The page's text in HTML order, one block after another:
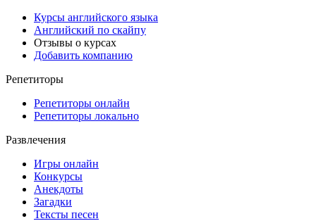
Курсы английского языка
Английский по скайпу
Отзывы о курсах
Добавить компанию
Репетиторы
Репетиторы онлайн
Репетиторы локально
Развлечения
Игры онлайн
Конкурсы
Анекдоты
Загадки
Тексты песен